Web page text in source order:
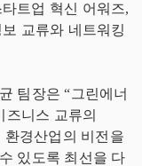
트업 혁신 어워즈,
교류와 네트워킹
팀장은 “그린에너
니스 교류의
환경산업의 비전을
있도록 최선을 다